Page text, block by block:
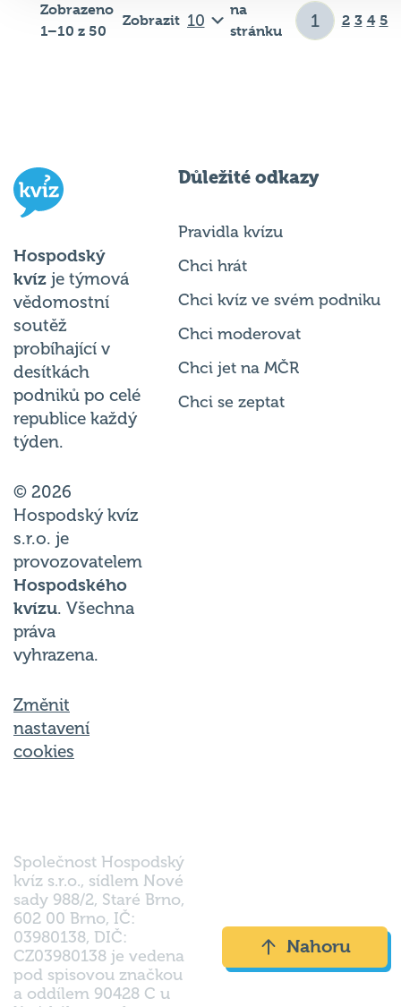
Zobrazeno
1–10 z 50
Zobrazit
na
stránku
2 3 4 5
Hospodský
kvíz je týmová
vědomostní
soutěž
probíhající v
desítkách
podniků po celé
republice každý
týden.
© 2026
Hospodský kvíz
s.r.o. je
provozovatelem
Hospodského
kvízu. Všechna
práva
vyhrazena.
Změnit
nastavení
cookies
Důležité odkazy
Pravidla kvízu
Chci hrát
Chci kvíz ve svém podniku
Chci moderovat
Chci jet na MČR
Chci se zeptat
Společnost Hospodský
kvíz s.r.o., sídlem Nové
sady 988/2, Staré Brno,
602 00 Brno, IČ:
03980138, DIČ:
CZ03980138 je vedena
pod spisovou značkou
a oddílem 90428 C u
Nahoru